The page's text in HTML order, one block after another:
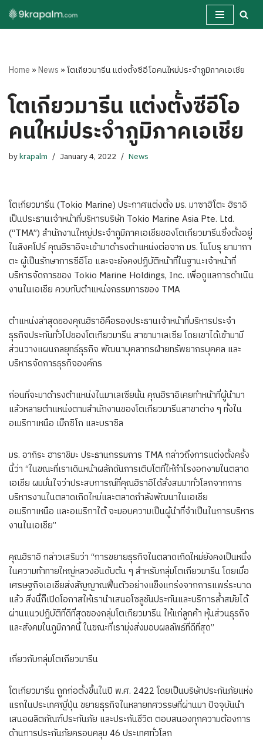
Skip
Home »News »โตเกียวมารีน แต่งตั้งซีอีโอคนใหม่ประจำภูมิภาคเอเชีย
โตเกียวมารีน แต่งตั้งซีอีโอ
คนใหม่ประจำภูมิภาคเอเชีย
bykrapalm January 4, 2022 News
โตเกียวมารีน (Tokio Marine) ประกาศแต่งตั้ง มร. มาซาฮิโตะ ฮิราอิ
เป็นประธานเจ้าหน้าที่บริหารบริษัท Tokio Marine Asia Pte. Ltd.
(“TMA”) สำนักงานใหญ่ประจำภูมิภาคเอเชียของโตเกียวมารีนซึ่งตั้งอยู่
ในสิงคโปร์ คุณฮิราอิจะเข้ามาดำรงตำแหน่งต่อจาก มร. โนโบรุ ยามากา
ตะ ผู้เป็นรักษาการซีอีโอ และจะยังคงปฏิบัติหน้าที่ในฐานะเจ้าหน้าที่
บริหารจัดการของ Tokio Marine Holdings, Inc. เพื่อดูแลการดำเนิน
งานในเอเชีย ควบกับตำแหน่งกรรมการของ TMA
ตำแหน่งล่าสุดของคุณฮิราอิคือรองประธานเจ้าหน้าที่บริหารประจำ
ธุรกิจประกันทั่วไปของโตเกียวมารีน สาขามาเลเซีย โดยเขาได้เข้ามามี
ส่วนวางแผนกลยุทธ์ธุรกิจ พัฒนาบุคลากรฝ่ายทรัพยากรบุคคล และ
บริหารจัดการธุรกิจองค์กร
ก่อนที่จะมาดำรงตำแหน่งในมาเลเซียนั้น คุณฮิราอิเคยทำหน้าที่ผู้นำมา
แล้วหลายตำแหน่งตามสำนักงานของโตเกียวมารีนสาขาต่าง ๆ ทั้งใน
อเมริกาเหนือ เม็กซิโก และบราซิล
มร. อากิระ ฮาราชิมะ ประธานกรรมการ TMA กล่าวถึงการแต่งตั้งครั้ง
นี้ว่า “ในขณะที่เราเดินหน้าผลักดันการเติบโตที่ให้กำไรงอกงามในตลาด
เอเชีย ผมมั่นใจว่าประสบการณ์ที่คุณฮิราอิได้สั่งสมมาทั่วโลกจากการ
บริหารงานในตลาดเกิดใหม่และตลาดกำลังพัฒนาในเอเชีย
อเมริกาเหนือ และอเมริกาใต้ จะมอบความเป็นผู้นำที่จำเป็นในการบริหาร
งานในเอเชีย”
คุณฮิราอิ กล่าวเสริมว่า “การขยายธุรกิจในตลาดเกิดใหม่ยังคงเป็นหนึ่ง
ในความท้าทายใหญ่หลวงอันดับต้น ๆ สำหรับกลุ่มโตเกียวมารีน โดยเมื่อ
เศรษฐกิจเอเชียส่งสัญญาณฟื้นตัวอย่างแข็งแกร่งจากการแพร่ระบาด
แล้ว สิ่งนี้ก็เปิดโอกาสให้เรานำเสนอโซลูชันประกันและบริการล้ำสมัยได้
ผ่านแนวปฏิบัติที่ดีที่สุดของกลุ่มโตเกียวมารีน ให้แก่ลูกค้า หุ้นส่วนธุรกิจ
และสังคมในภูมิภาคนี้ ในขณะที่เรามุ่งส่งมอบผลลัพธ์ที่ดีที่สุด”
เกี่ยวกับกลุ่มโตเกียวมารีน
โตเกียวมารีน ถูกก่อตั้งขึ้นในปี พ.ศ. 2422 โดยเป็นบริษัทประกันภัยแห่ง
แรกในประเทศญี่ปุ่น ขยายธุรกิจในหลายทศวรรษที่ผ่านมา ปัจจุบันนำ
เสนอผลิตภัณฑ์ประกันภัย และประกันชีวิต ตอบสนองทุกความต้องการ
ด้านการประกันภัยครอบคลุม 46 ประเทศทั่วโลก